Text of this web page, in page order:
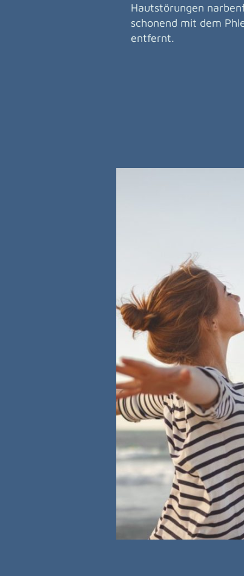
Hautstörungen
schonend mit dem
entfernt.